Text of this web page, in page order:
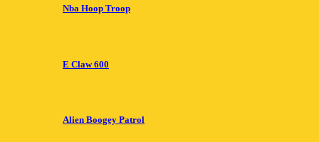
Nba Hoop Troop
E Claw 600
Alien Boogey Patrol